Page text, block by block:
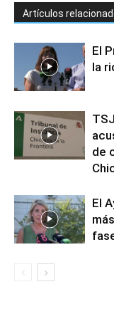
Artículos
El
la
de
El